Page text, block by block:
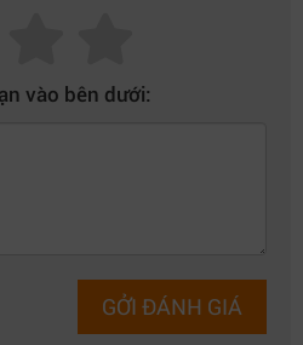
vào bên dưới:
GỞI ĐÁNH GIÁ